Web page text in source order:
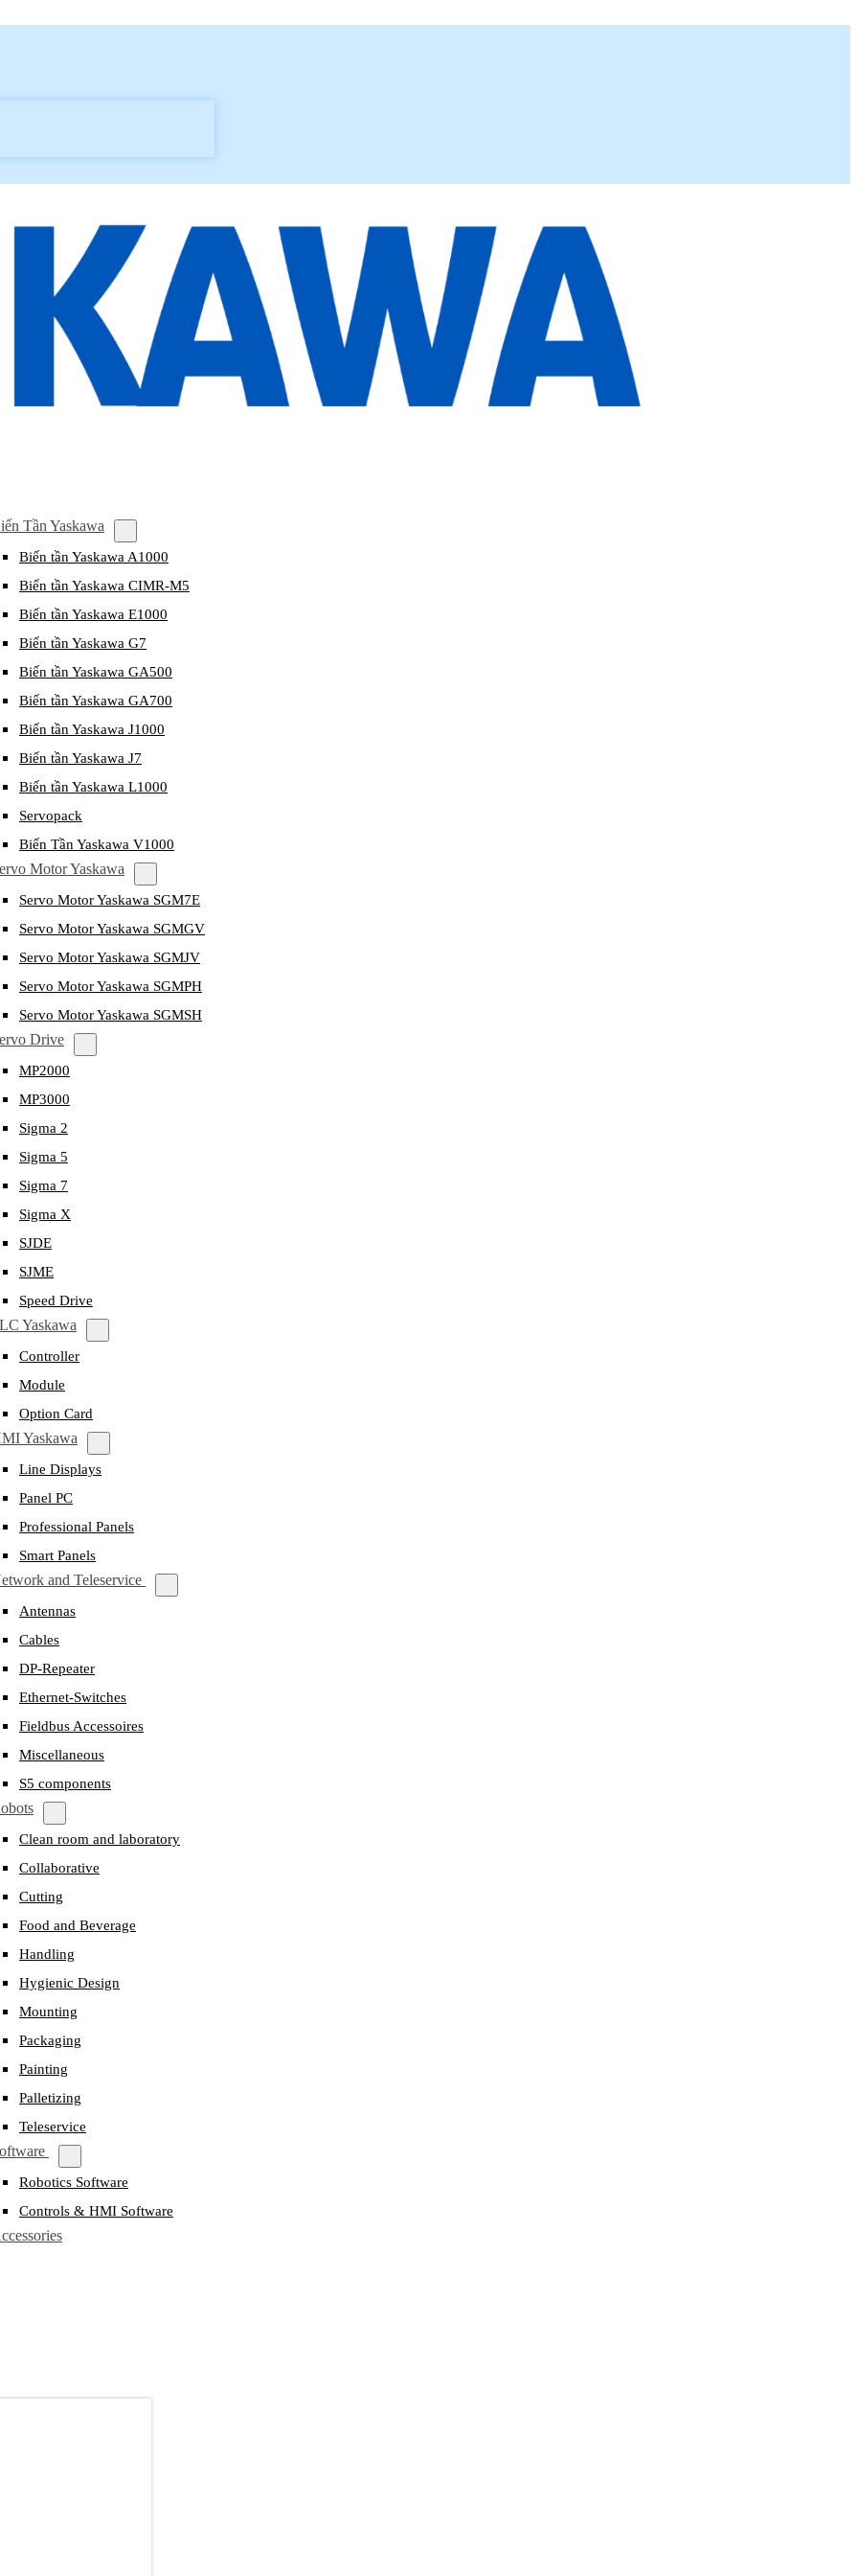
Tần Yaskawa
Biến tần Yaskawa A1000
Biến tần Yaskawa CIMR-M5
Biến tần Yaskawa E1000
Biến tần Yaskawa G7
Biến tần Yaskawa GA500
Biến tần Yaskawa GA700
Biến tần Yaskawa J1000
Biến tần Yaskawa J7
Biến tần Yaskawa L1000
Servopack
Biến Tần Yaskawa V1000
Motor Yaskawa
Servo Motor Yaskawa SGM7E
Servo Motor Yaskawa SGMGV
Servo Motor Yaskawa SGMJV
Servo Motor Yaskawa SGMPH
Servo Motor Yaskawa SGMSH
Drive
MP2000
MP3000
Sigma 2
Sigma 5
Sigma 7
Sigma X
SJDE
SJME
Speed Drive
Yaskawa
Controller
Module
Option Card
Yaskawa
Line Displays
Panel PC
Professional Panels
Smart Panels
and Teleservice
Antennas
Cables
DP-Repeater
Ethernet-Switches
Fieldbus Accessoires
Miscellaneous
S5 components
Clean room and laboratory
Collaborative
Cutting
Food and Beverage
Handling
Hygienic Design
Mounting
Packaging
Painting
Palletizing
Teleservice
Robotics Software
Controls & HMI Software